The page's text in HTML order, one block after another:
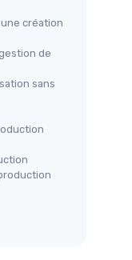
création
de
sans